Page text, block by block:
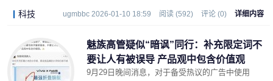
科技 ugmbbc 2026-01-10 18:59 阅读 (592) 评论 (0) 详细内容
魅族高管疑似“暗讽”同行：补充限定词不
要让人有被误导 产品观中包含价值观
9月29日晚间消息，对于备受热议的广告中使用